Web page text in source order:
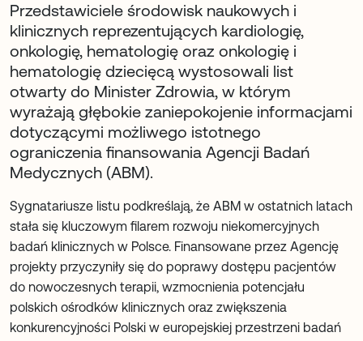
Przedstawiciele środowisk naukowych i
klinicznych reprezentujących kardiologię,
onkologię, hematologię oraz onkologię i
hematologię dziecięcą wystosowali list
otwarty do Minister Zdrowia, w którym
wyrażają głębokie zaniepokojenie informacjami
dotyczącymi możliwego istotnego
ograniczenia finansowania Agencji Badań
Medycznych (ABM).
Sygnatariusze listu podkreślają, że ABM w ostatnich latach
stała się kluczowym filarem rozwoju niekomercyjnych
badań klinicznych w Polsce. Finansowane przez Agencję
projekty przyczyniły się do poprawy dostępu pacjentów
do nowoczesnych terapii, wzmocnienia potencjału
polskich ośrodków klinicznych oraz zwiększenia
konkurencyjności Polski w europejskiej przestrzeni badań